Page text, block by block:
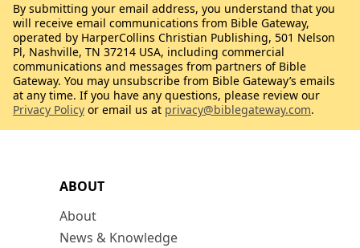
ABOUT
About
News & Knowledge
By submitting your email address, you understand that you
will receive email communications from Bible Gateway,
operated by HarperCollins Christian Publishing, 501 Nelson
Pl, Nashville, TN 37214 USA, including commercial
communications and messages from partners of Bible
Gateway. You may unsubscribe from Bible Gateway’s emails
at any time. If you have any questions, please review our
Privacy Policy or email us at privacy@biblegateway.com.